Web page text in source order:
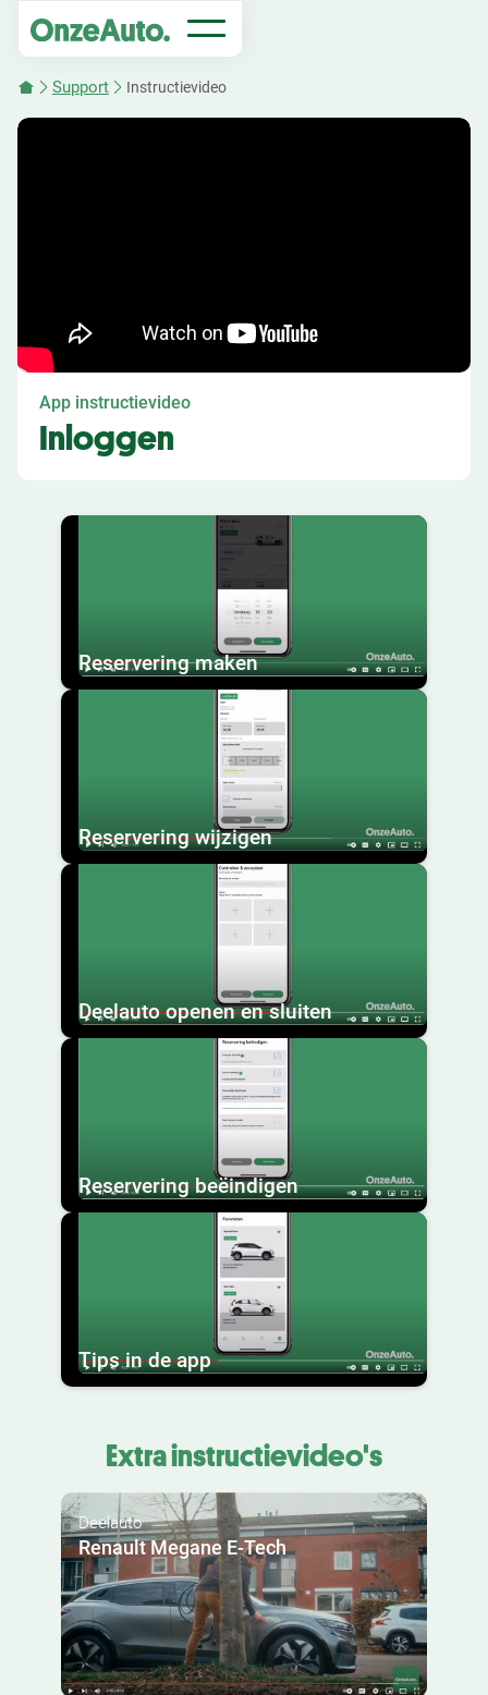
Support Instructievideo
App instructievideo
Inloggen
Reservering maken
Reservering wijzigen
Deelauto openen en sluiten
Reservering beëindigen
Tips in de app
Extra instructievideo's
Deelauto
Renault Megane E-Tech